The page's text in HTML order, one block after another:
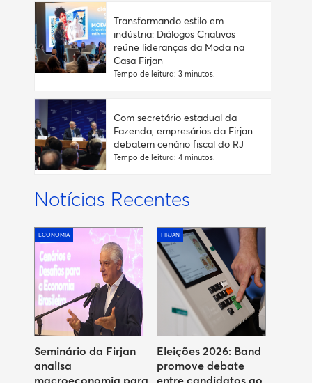
Transformando estilo em
indústria: Diálogos Criativos
reúne lideranças da Moda na
Casa Firjan
Tempo de leitura: 3 minutos.
Com secretário estadual da
Fazenda, empresários da Firjan
debatem cenário fiscal do RJ
Tempo de leitura: 4 minutos.
Notícias Recentes
ECONOMIA
Seminário da Firjan
analisa
macroeconomia para
FIRJAN
Eleições 2026: Band
promove debate
entre candidatos ao